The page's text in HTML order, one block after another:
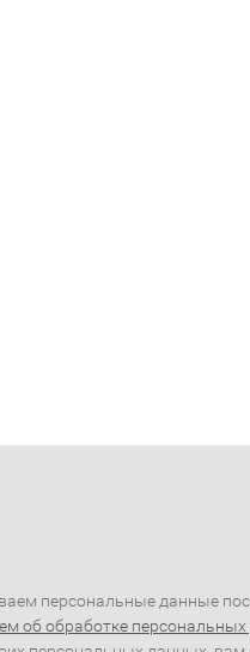
персональные данные
об обработке